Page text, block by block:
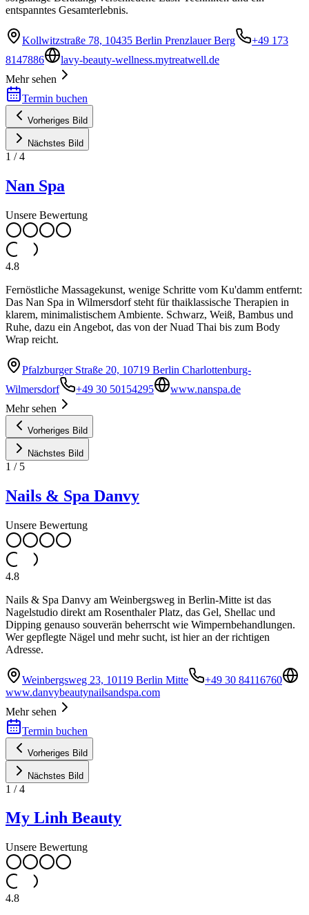
entspanntes Gesamterlebnis.
Kollwitzstraße 78, 10435 Berlin Prenzlauer Berg
+49 173
8147886
lavy-beauty-wellness.mytreatwell.de
Mehr sehen
Termin buchen
Vorheriges Bild
Nächstes Bild
1 /4
Nan Spa
Unsere Bewertung
4.8
Fernöstliche Massagekunst, wenige Schritte vom Ku'damm entfernt:
Das Nan Spa in Wilmersdorf steht für thai­klassische Therapien in
klarem, minimalistischem Ambiente. Schwarz, Weiß, Bambus und
Ruhe, dazu ein Angebot, das von der Nuad Thai bis zum Body
Wrap reicht.
Pfalzburger Straße 20, 10719 Berlin Charlottenburg-
Wilmersdorf
+49 30 50154295
www.nanspa.de
Mehr sehen
Vorheriges Bild
Nächstes Bild
1 / 5
Nails & Spa Danvy
Unsere Bewertung
4.8
Nails & Spa Danvy am Weinbergsweg in Berlin-Mitte ist das
Nagelstudio direkt am Rosenthaler Platz, das Gel, Shellac und
Dipping genauso souverän beherrscht wie Wimpernbehandlungen.
Wer gepflegte Nägel und mehr sucht, ist hier an der richtigen
Adresse.
Weinbergsweg 23, 10119 Berlin Mitte
+49 30 84116760
www.danvybeautynailsandspa.com
Mehr sehen
Termin buchen
Vorheriges Bild
Nächstes Bild
1 /4
My Linh Beauty
Unsere Bewertung
4.8